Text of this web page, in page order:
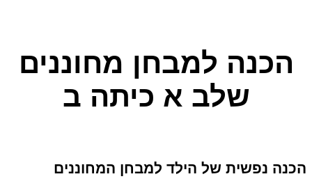
הכנה למבחן מחוננים
שלב א כיתה ב
הכנה נפשית של הילד למבחן המחוננים